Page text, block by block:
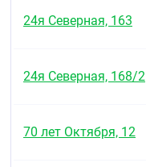
24я Северная, 163
24я Северная, 168/2
70 лет Октября, 12